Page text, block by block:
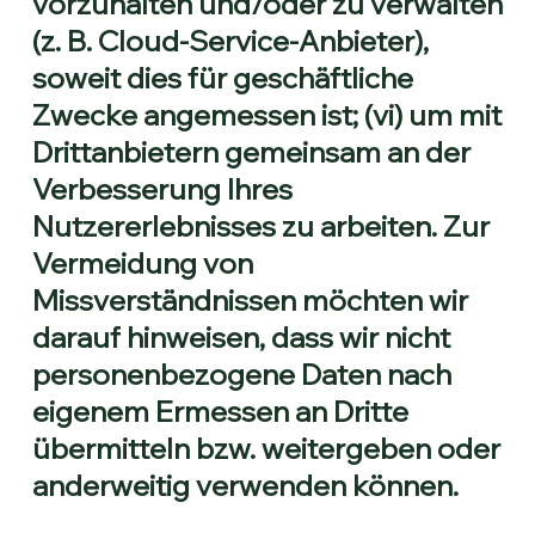
(z. B. Cloud-Service-Anbieter),
soweit dies für geschäftliche
Zwecke angemessen ist; (vi) um mit
Drittanbietern gemeinsam an der
Verbesserung Ihres
Nutzererlebnisses zu arbeiten. Zur
Vermeidung von
Missverständnissen möchten wir
darauf hinweisen, dass wir nicht
personenbezogene Daten nach
eigenem Ermessen an Dritte
übermitteln bzw. weitergeben oder
anderweitig verwenden können.